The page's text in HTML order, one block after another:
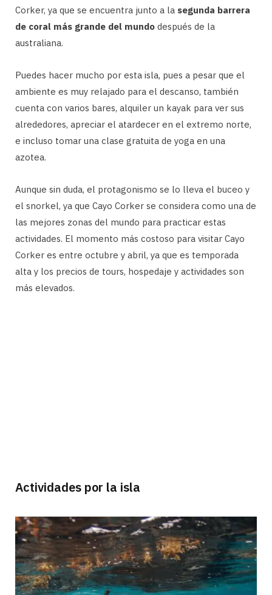
Corker, ya que se encuentra junto a la segunda barrera
de coral más grande del mundo después de la
australiana.
Puedes hacer mucho por esta isla, pues a pesar que el
ambiente es muy relajado para el descanso, también
cuenta con varios bares, alquiler un kayak para ver sus
alrededores, apreciar el atardecer en el extremo norte,
e incluso tomar una clase gratuita de yoga en una
azotea.
Aunque sin duda, el protagonismo se lo lleva el buceo y
el snorkel, ya que Cayo Corker se considera como una de
las mejores zonas del mundo para practicar estas
actividades. El momento más costoso para visitar Cayo
Corker es entre octubre y abril, ya que es temporada
alta y los precios de tours, hospedaje y actividades son
más elevados.
Actividades por la isla